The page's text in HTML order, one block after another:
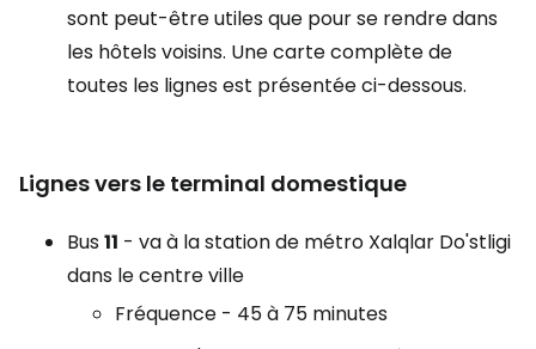
sont peut-être utiles que pour se rendre dans
les hôtels voisins. Une carte complète de
toutes les lignes est présentée ci-dessous.
Lignes vers le terminal domestique
Bus11 - va à la station de métro Xalqlar Do'stligi
dans le centre ville
Fréquence - 45 à 75 minutes